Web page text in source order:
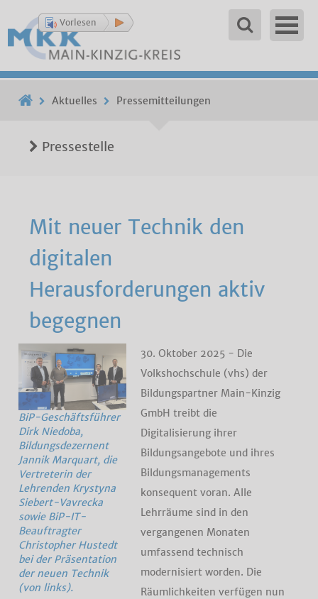
Vorlesen
Aktuelles Pressemitteilungen
Pressestelle
Mit neuer Technik den
digitalen
Herausforderungen aktiv
begegnen
BiP-Geschäftsführer
Dirk Niedoba,
Bildungsdezernent
Jannik Marquart, die
Vertreterin der
Lehrenden Krystyna
Siebert-Vavrecka
sowie BiP-IT-
Beauftragter
Christopher Hustedt
bei der Präsentation
der neuen Technik
(von links).
30. Oktober 2025 - Die
Volkshochschule (vhs) der
Bildungspartner Main-Kinzig
GmbH treibt die
Digitalisierung ihrer
Bildungsangebote und ihres
Bildungsmanagements
konsequent voran. Alle
Lehrräume sind in den
vergangenen Monaten
umfassend technisch
modernisiert worden. Die
Räumlichkeiten verfügen nun